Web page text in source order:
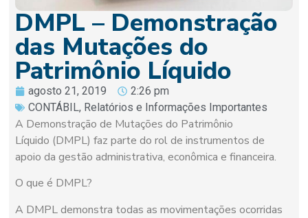
DMPL – Demonstração
das Mutações do
Patrimônio Líquido
agosto 21, 2019
2:26 pm
CONTÁBIL, Relatórios e Informações Importantes
A Demonstração de Mutações do Patrimônio
Líquido (DMPL) faz parte do rol de instrumentos de
apoio da gestão administrativa, econômica e financeira.
O que é DMPL?
A DMPL demonstra todas as movimentações ocorridas